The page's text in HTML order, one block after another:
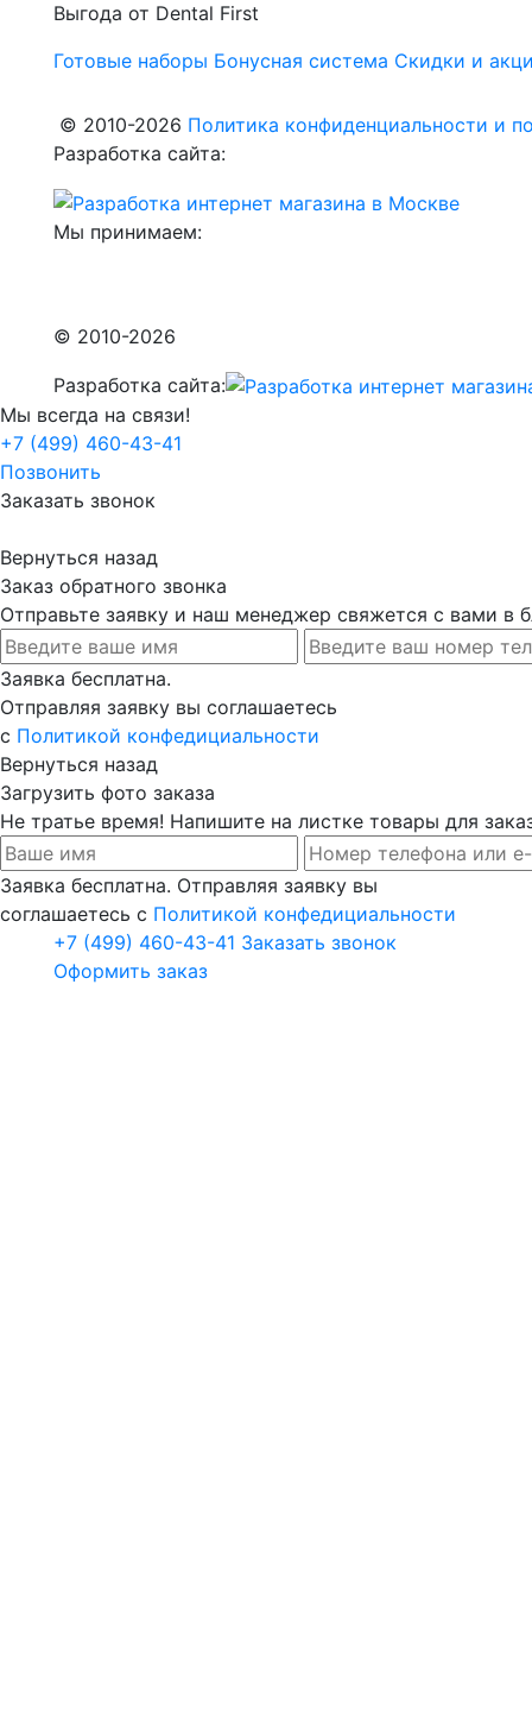
Выгода от Dental First
Готовые наборы Бонусная система Скидки и
© 2010-2026 Политика конфиденциальности и
Разработка сайта:
Мы принимаем:
© 2010-2026
Разработка сайта:
Мы всегда на связи!
+7 (499) 460-43-41
Позвонить
Заказать звонок
Вернуться назад
Заказ обратного звонка
Отправьте заявку и наш менеджер свяжется с вами в
Заявка бесплатна.
Отправляя заявку вы соглашаетесь
с Политикой конфедициальности
Вернуться назад
Загрузить фото заказа
Не тратье время! Напишите на листке товары для
Заявка бесплатна. Отправляя заявку вы
соглашаетесь с Политикой конфедициальности
+7 (499) 460-43-41 Заказать звонок
Оформить заказ